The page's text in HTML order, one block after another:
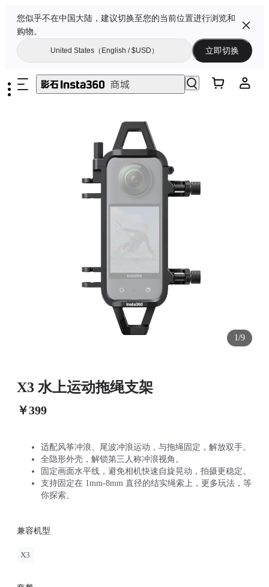
您似乎不在中国大陆，建议切换至您的当前位置进行浏览和
购物。
United States（English / $USD） 立即切换
1/9
X3 水上运动拖绳支架
￥399
适配风筝冲浪、尾波冲浪运动，与拖绳固定，解放双手。
全隐形外壳，解锁第三人称冲浪视角。
固定画面水平线，避免相机快速自旋晃动，拍摄更稳定。
支持固定在 1mm-8mm 直径的结实绳索上，更多玩法，等
你探索。
兼容机型
X3